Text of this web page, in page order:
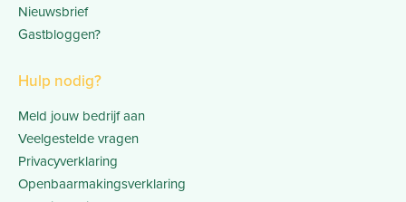
Nieuwsbrief
Gastbloggen?
Hulp nodig?
Meld jouw bedrijf aan
Veelgestelde vragen
Privacyverklaring
Openbaarmakingsverklaring